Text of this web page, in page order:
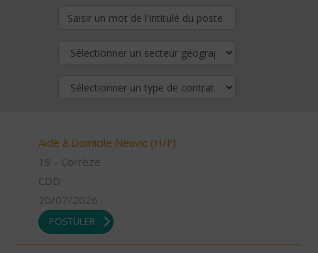
Aide à Domicile Neuvic (H/F)
19 - Corrèze
CDD
20/07/2026
POSTULER